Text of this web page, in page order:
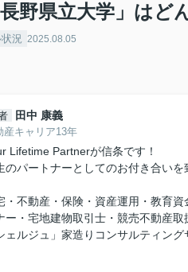
野県立大学」はど
況 2025.08.05
田中 康義
産キャリア13年
Lifetime Partnerが信条です！
のパートナーとしてのお付き合いを
・不動産・保険・資産運用・教育
ー・宅地建物取引士・競売不動産
ェルジュ」家造りコンサルティン